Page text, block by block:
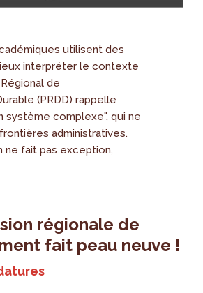
utilisent des
interpréter le contexte
de
(PRDD) rappelle
système complexe", qui ne
administratives.
ne fait pas exception,
régionale de
fait peau neuve !